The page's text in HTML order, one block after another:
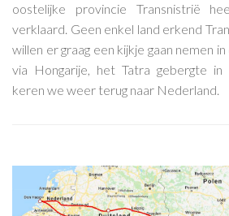
oostelijke provincie Transnistrië
verklaard. Geen enkel land erkend
willen er graag een kijkje gaan nemen
via Hongarije, het Tatra gebergte in
keren we weer terug naar Nederland.